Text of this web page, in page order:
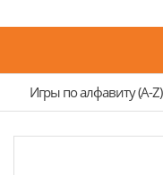
Игры по алфавиту (A-Z)